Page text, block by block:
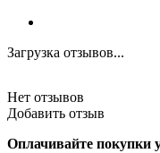
Загрузка отзывов...
Нет отзывов
Добавить отзыв
Оплачивайте покупки